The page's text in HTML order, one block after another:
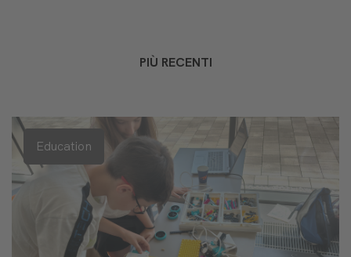
PIÙ RECENTI
Education